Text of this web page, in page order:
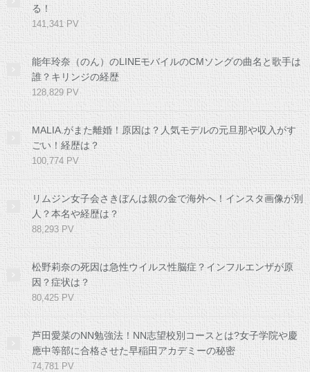
る！
141,341 PV
能年玲奈（のん）のLINEモバイルのCMソングの曲名と歌手は
誰？キリンジの経歴
128,829 PV
MALIA.がまた離婚！原因は？人気モデルの元旦那や収入がす
ごい！経歴は？
100,774 PV
リムジン女子会さきぼんは親の金で海外へ！インスタ画像が別
人？本名や経歴は？
88,293 PV
松野莉奈の死因は急性ウイルス性脳症？インフルエンザが原
因？症状は？
80,425 PV
芦田愛菜のNN勉強法！NN志望校別コースとは?女子学院や慶
應中等部に合格させた早稲田アカデミーの秘密
74,781 PV